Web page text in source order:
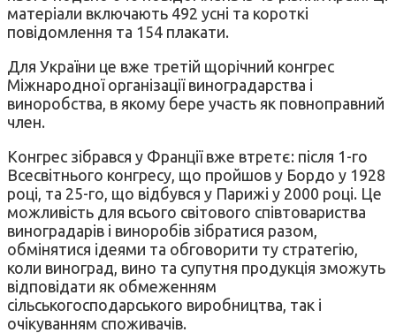
матеріали включають 492 усні та короткі
повідомлення та 154 плакати.
Для України це вже третій щорічний конгрес
Міжнародної організації виноградарства і
виноробства, в якому бере участь як повноправний
член.
Конгрес зібрався у Франції вже втретє: після 1-го
Всесвітнього конгресу, що пройшов у Бордо у 1928
році, та 25-го, що відбувся у Парижі у 2000 році. Це
можливість для всього світового співтовариства
виноградарів і виноробів зібратися разом,
обмінятися ідеями та обговорити ту стратегію,
коли виноград, вино та супутня продукція зможуть
відповідати як обмеженням
сільськогосподарського виробництва, так і
очікуванням споживачів.